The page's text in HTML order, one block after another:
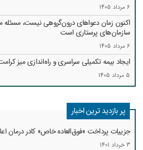
6 مرداد 1405
اکنون زمان دعواهای درون‌گروهی نیست، مسئله ما
سازمان‌های پرستاری است
6 مرداد 1405
ایجاد بیمه تکمیلی سراسری و راه‌اندازی میز
5 مرداد 1405
پر بازدید ترین اخبار
جزییات پرداخت «فوق‌العاده خاص» کادر درمان
3 خرداد 1401